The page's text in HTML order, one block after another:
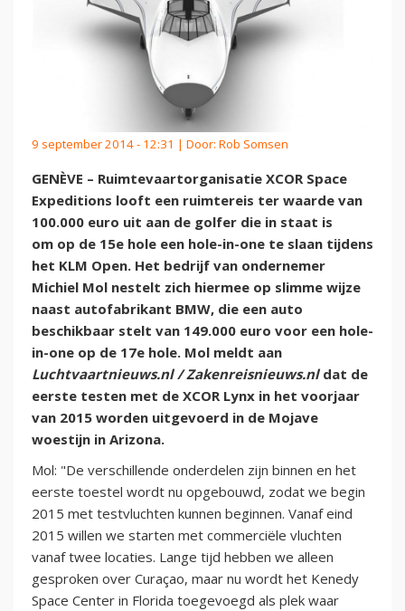
9 september 2014 - 12:31 | Door: Rob Somsen
GENÈVE – Ruimtevaartorganisatie XCOR Space
Expeditions looft een ruimtereis ter waarde van
100.000 euro uit aan de golfer die in staat is
om op de 15e hole een hole-in-one te slaan tijdens
het KLM Open. Het bedrijf van ondernemer
Michiel Mol nestelt zich hiermee op slimme wijze
naast autofabrikant BMW, die een auto
beschikbaar stelt van 149.000 euro voor een hole-
in-one op de 17e hole. Mol meldt aan
Luchtvaartnieuws.nl / Zakenreisnieuws.nldat de
eerste testen met de XCOR Lynx in het voorjaar
van 2015 worden uitgevoerd in de Mojave
woestijn in Arizona.
Mol: "De verschillende onderdelen zijn binnen en het
eerste toestel wordt nu opgebouwd, zodat we begin
2015 met testvluchten kunnen beginnen. Vanaf eind
2015 willen we starten met commerciële vluchten
vanaf twee locaties. Lange tijd hebben we alleen
gesproken over Curaçao, maar nu wordt het Kenedy
Space Center in Florida toegevoegd als plek waar